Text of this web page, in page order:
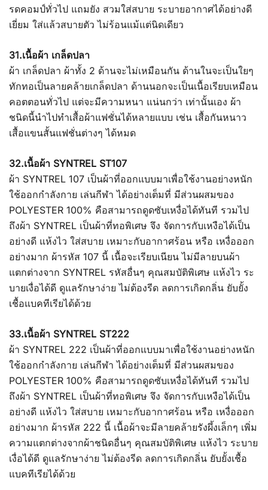
รดคอมป์ทั่วไป แถมยัง สวมใส่สบาย ระบายอากาศได้อย่างดี
เยี่ยม ใส่แล้วสบายตัว ไม่ร้อนแม้แต่นิดเดียว
31.เนื้อผ้า เกล็ดปลา
ผ้า เกล็ดปลา ผ้าทั้ง 2 ด้านจะไม่เหมือนกัน ด้านในจะเป็นใยๆ
ทักทอเป็นลายคล้ายเกล็ดปลา ด้านนอกจะเป็นเนื้อเรียบเหมือน
คอตตอนทั่วไป แต่จะมีความหนา แน่นกว่า เท่านั้นเอง ผ้า
ชนิดนี้นำไปทำเสื้อผ้าแฟชั่นได้หลายแบบ เช่น เสื้อกันหนาว
เสื้อแขนสั้นแฟชั่นต่างๆ ได้หมด
32.เนื้อผ้า SYNTREL ST107
ผ้า SYNTREL 107 เป็นผ้าที่ออกแบบมาเพื่อใช้งานอย่างหนัก
ใช้ออกกำลังกาย เล่นกีฬา ได้อย่างเต็มที่ มีส่วนผสมของ
POLYESTER 100% คือสามารถดูดซับเหงื่อได้ทันที รวมไป
ถึงผ้า SYNTREL เป็นผ้าที่ทอพิเศษ จึง จัดการกับเหงือได้เป็น
อย่างดี แห้งไว ใส่สบาย เหมาะกับอากาศร้อน หรือ เหงื่อออก
อย่างมาก ผ้ารหัส 107 นี้ เนื้อจะเรียบเนียน ไม่มีลายบนผ้า
แตกต่างจาก SYNTREL รหัสอื่นๆ คุณสมบัติพิเศษ แห้งไว ระ
บายเงื่อได้ดี ดูแลรักษาง่าย ไม่ต้องรีด ลดการเกิดกลิ่น ยับยั้ง
เชื้อแบคทีเรียได้ด้วย
33.เนื้อผ้า SYNTREL ST222
ผ้า SYNTREL 222 เป็นผ้าที่ออกแบบมาเพื่อใช้งานอย่างหนัก
ใช้ออกกำลังกาย เล่นกีฬา ได้อย่างเต็มที่ มีส่วนผสมของ
POLYESTER 100% คือสามารถดูดซับเหงื่อได้ทันที รวมไป
ถึงผ้า SYNTREL เป็นผ้าที่ทอพิเศษ จึง จัดการกับเหงือได้เป็น
อย่างดี แห้งไว ใส่สบาย เหมาะกับอากาศร้อน หรือ เหงื่อออก
อย่างมาก ผ้ารหัส 222 นี้ เนื้อผ้าจะมีลายคล้ายรังผึ้งเล็กๆ เพิ่ม
ความแตกต่างจากผ้าชนิดอื่นๆ คุณสมบัติพิเศษ แห้งไว ระบาย
เงื่อได้ดี ดูแลรักษาง่าย ไม่ต้องรีด ลดการเกิดกลิ่น ยับยั้งเชื้อ
แบคทีเรียได้ด้วย